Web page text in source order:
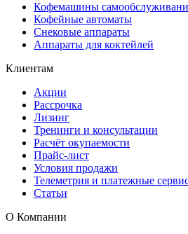
Кофемашины
Кофейные автоматы
Снековые аппараты
Аппараты для коктейлей
Клиентам
Акции
Рассрочка
Лизинг
Тренинги и консультации
Расчёт окупаемости
Прайс-лист
Условия продажи
Телеметрия и платежные
Статьи
О Компании